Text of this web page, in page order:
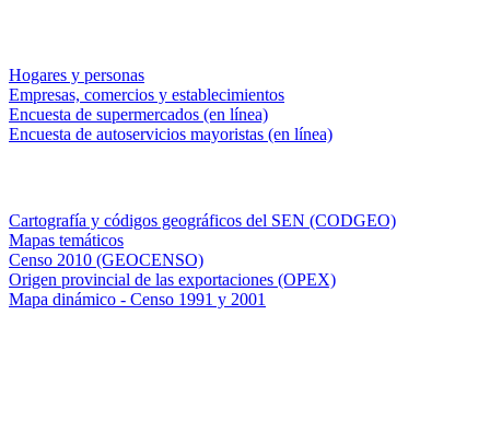
Hogares y personas
Empresas, comercios y establecimientos
Encuesta de supermercados (en línea)
Encuesta de autoservicios mayoristas (en línea)
Cartografía y códigos geográficos del SEN (CODGEO)
Mapas temáticos
Censo 2010 (GEOCENSO)
Origen provincial de las exportaciones (OPEX)
Mapa dinámico - Censo 1991 y 2001